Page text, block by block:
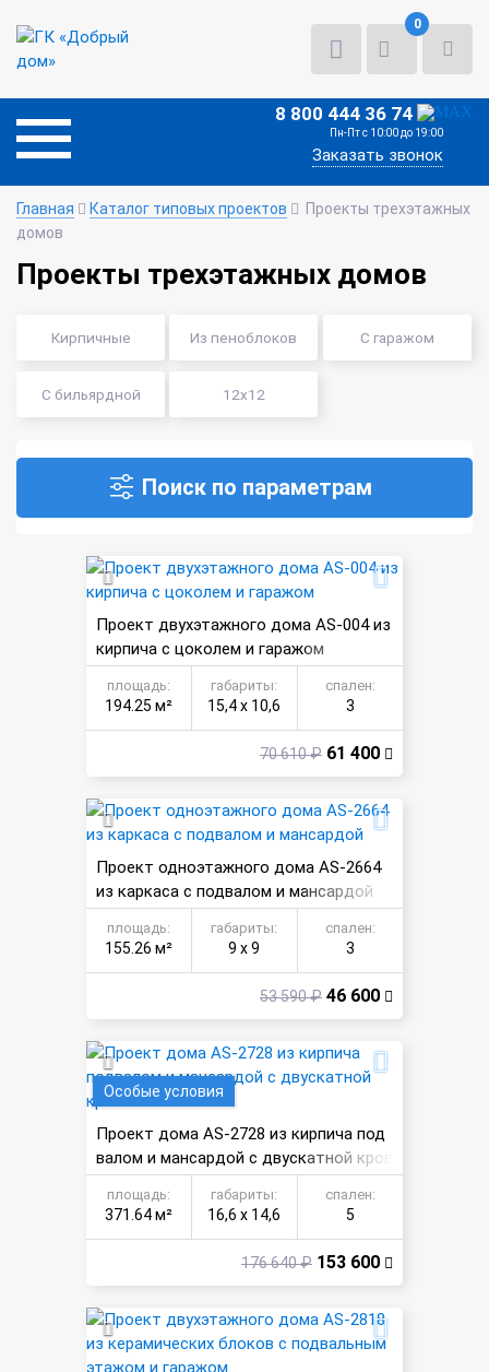
0
8 800 444 36 74
Пн-Пт с 10:00 до 19:00
Заказать звонок
Главная Каталог типовых проектов
Проекты трехэтажных
домов
Проекты трехэтажных домов
Кирпичные Из пеноблоков С гаражом
С бильярдной 12х12
Поиск по параметрам
Проект двухэтажного дома AS-004 из
кирпича с цоколем и гаражом
площадь:
194.25 м²
габариты:
15,4 х 10,6
спален:
3
70 610 ₽ 61 400
Проект одноэтажного дома AS-2664
из каркаса с подвалом и мансардой
площадь:
155.26 м²
габариты:
9 х 9
спален:
3
53 590 ₽ 46 600
Особые условия
Проект дома AS-2728 из кирпича под
валом и мансардой с двускатной кров
лей
площадь:
371.64 м²
габариты:
16,6 х 14,6
спален:
5
176 640 ₽ 153 600